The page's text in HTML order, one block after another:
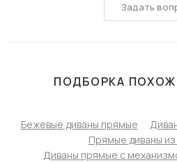
Задать
ПОДБОРКА
Бежевые диваны прямые
Прямые диваны
Диваны прямые с